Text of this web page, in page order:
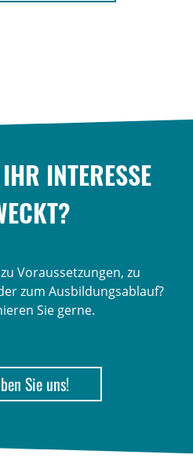
INTERESSE
Voraussetzungen, zu
zum Ausbildungsablauf?
Sie gerne.
Sie uns!